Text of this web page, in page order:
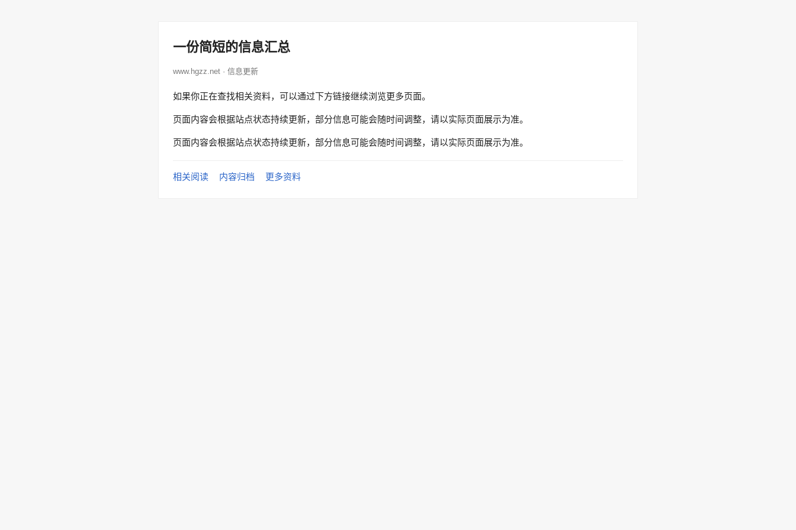
一份简短的信息汇总
www.hgzz.net · 信息更新
如果你正在查找相关资料，可以通过下方链接继续浏览更多页面。
页面内容会根据站点状态持续更新，部分信息可能会随时间调整，请以实际页面展示为准。
页面内容会根据站点状态持续更新，部分信息可能会随时间调整，请以实际页面展示为准。
相关阅读 内容归档 更多资料